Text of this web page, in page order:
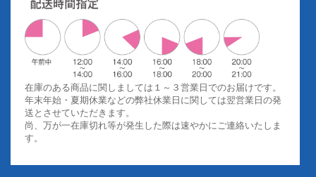
在庫のある商品に関しましては１～３営業日でのお届けです。
年末年始・夏期休業などの弊社休業日に関しては翌営業日の発
送とさせていただきます。
尚、万が一在庫切れ等が発生した際は速やかにご連絡いたしま
す。